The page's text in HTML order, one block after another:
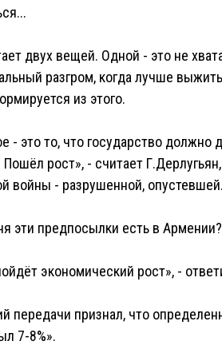
двух вещей. Одной - это не
разгром, когда лучше
из этого.
- это то, что государство
Пошёл рост», - считает
войны - разрушенной, опустевшей.
эти предпосылки есть в
экономический рост», -
передачи признал, что
7-8%».